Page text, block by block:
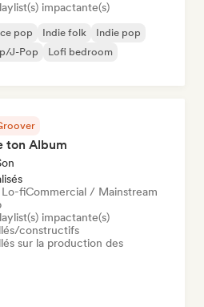
impactante(s)
pop Indie folk
Indie pop
J-Pop
Lofi bedroom
ton Album
Lo-fiCommercial / Mainstream
impactante(s)
constructifs
sur la production des